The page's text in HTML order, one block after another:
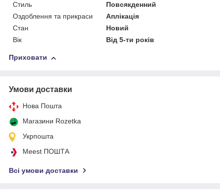
Стиль
Повсякденний
Оздоблення та прикраси
Аплікація
Стан
Новий
Вік
Від 5-ти років
Приховати
Умови доставки
Нова Пошта
Магазини Rozetka
Укрпошта
Meest ПОШТА
Всі умови доставки